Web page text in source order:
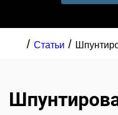
/ Статьи /